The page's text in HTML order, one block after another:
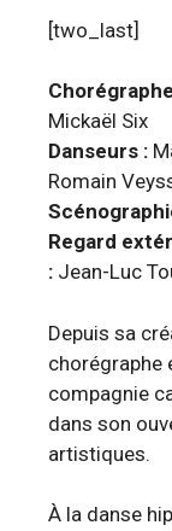
[two_last]
Mickaël Six
Danseurs :
Romain
Regard
: Jean-Luc
Depuis sa
chorégraphe
compagnie
dans son
artistiques.
À la danse